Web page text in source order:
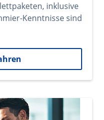
inklusive
Kenntnisse sind